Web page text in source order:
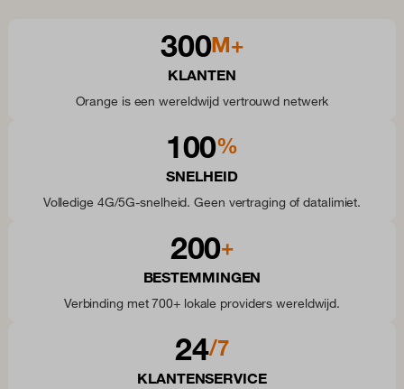
300M+
KLANTEN
Orange is een wereldwijd vertrouwd netwerk
100%
SNELHEID
Volledige 4G/5G-snelheid. Geen vertraging of datalimiet.
200+
BESTEMMINGEN
Verbinding met 700+ lokale providers wereldwijd.
24/7
KLANTENSERVICE